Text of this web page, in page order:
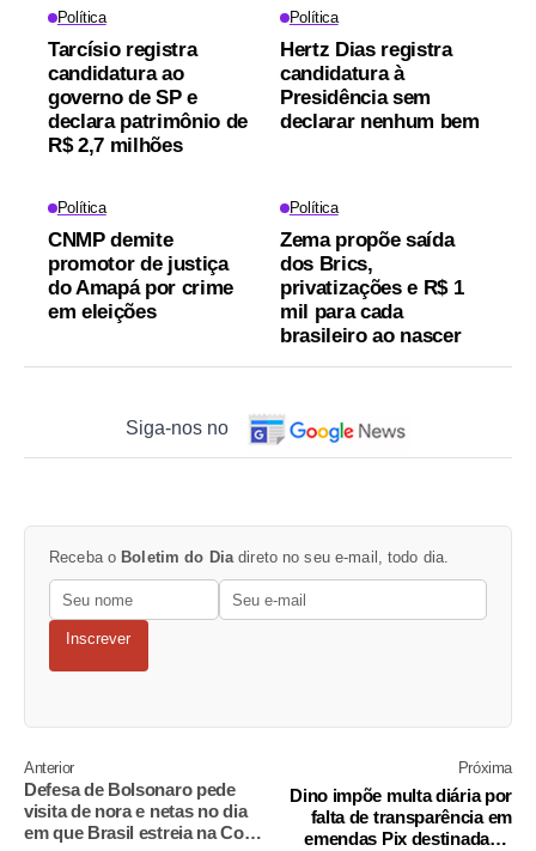
Política
Tarcísio registra
candidatura ao
governo de SP e
declara patrimônio de
R$ 2,7 milhões
Política
Hertz Dias registra
candidatura à
Presidência sem
declarar nenhum bem
Política
CNMP demite
promotor de justiça
do Amapá por crime
em eleições
Política
Zema propõe saída
dos Brics,
privatizações e R$ 1
mil para cada
brasileiro ao nascer
Siga-nos no
Receba o Boletim do Dia direto no seu e-mail, todo dia.
Inscrever
Anterior
Defesa de Bolsonaro pede
visita de nora e netas no dia
em que Brasil estreia na Copa
Próxima
Dino impõe multa diária por
falta de transparência em
emendas Pix destinadas a